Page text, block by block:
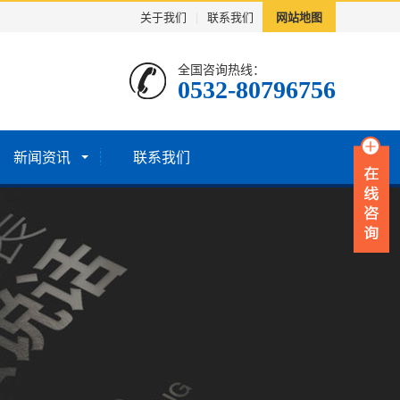
关于我们 联系我们 网站地图
全国咨询热线：
0532-80796756
新闻资讯 联系我们